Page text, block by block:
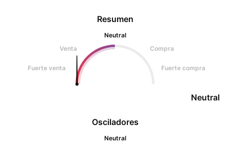
Osciladores
Neutral
Resumen
Neutral
Venta
Compra
Fuerte venta Fuerte compra
Neutral